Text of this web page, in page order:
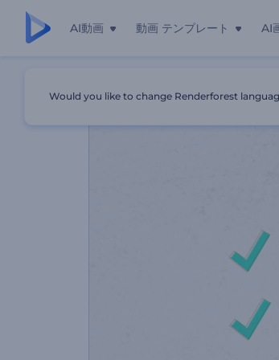
AI動画 動画 テンプレート AI
Would you like to change Renderforest